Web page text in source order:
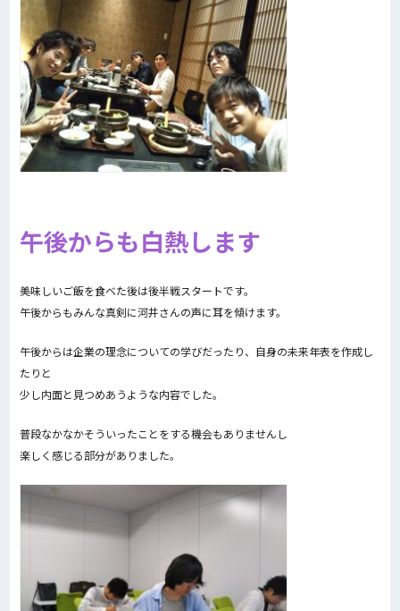
午後からも白熱します
美味しいご飯を食べた後は後半戦スタートです。
午後からもみんな真剣に河井さんの声に耳を傾けます。
午後からは企業の理念についての学びだったり、自身の未来年表を作成し
たりと
少し内面と見つめあうような内容でした。
普段なかなかそういったことをする機会もありませんし
楽しく感じる部分がありました。